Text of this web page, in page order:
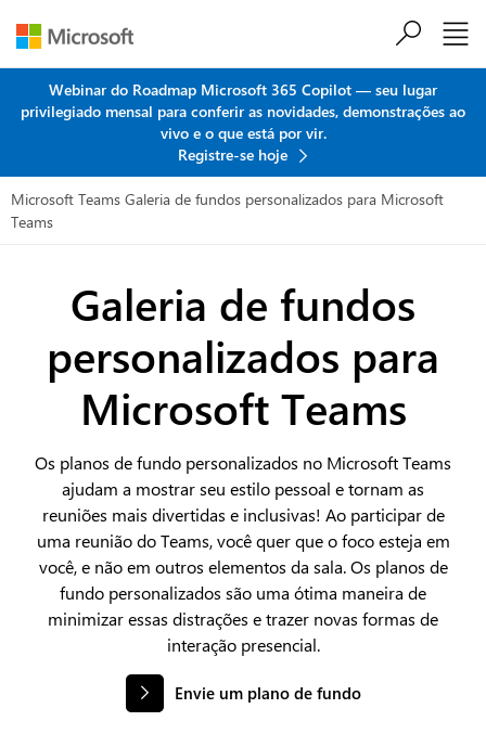
Webinar do Roadmap Microsoft 365 Copilot — seu lugar
privilegiado mensal para conferir as novidades, demonstrações ao
vivo e o que está por vir.
Registre-se hoje
Microsoft Teams Galeria de fundos personalizados para Microsoft
Teams
Galeria de fundos
personalizados para
Microsoft Teams
Os planos de fundo personalizados no Microsoft Teams
ajudam a mostrar seu estilo pessoal e tornam as
reuniões mais divertidas e inclusivas! Ao participar de
uma reunião do Teams, você quer que o foco esteja em
você, e não em outros elementos da sala. Os planos de
fundo personalizados são uma ótima maneira de
minimizar essas distrações e trazer novas formas de
interação presencial.
Envie um plano de fundo